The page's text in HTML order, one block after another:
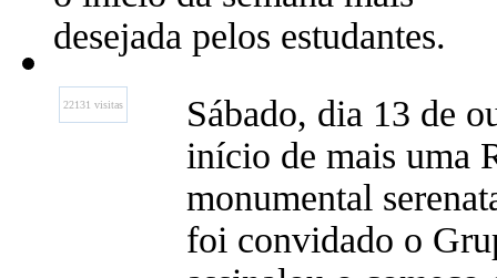
desejada pelos estudantes.
22131 visitas
Sábado, dia 13 de
início de mais uma
monumental
foi convidado o